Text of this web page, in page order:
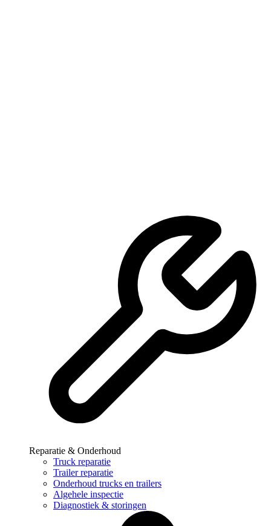
Reparatie & Onderhoud
Truck reparatie
Trailer reparatie
Onderhoud trucks en trailers
Algehele inspectie
Diagnostiek & storingen